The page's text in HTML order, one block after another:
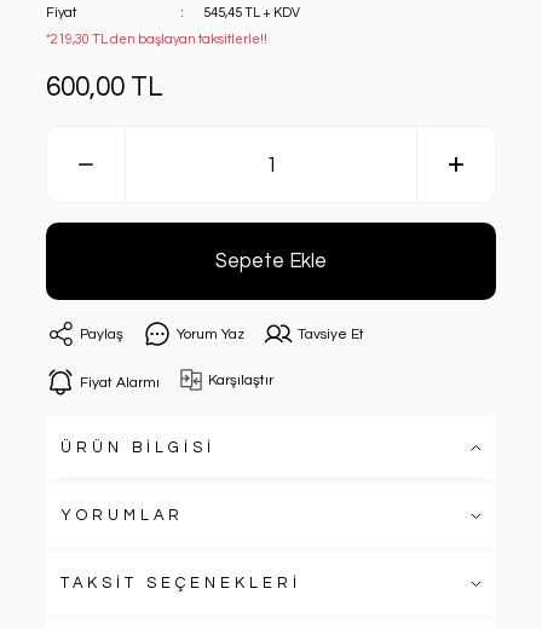
Fiyat
545,45 TL + KDV
*219,30 TL den başlayan taksitlerle!!
600,00 TL
Sepete Ekle
Paylaş Yorum Yaz Tavsiye Et
Fiyat Alarmı Karşılaştır
ÜRÜN BİLGİSİ
YORUMLAR
TAKSİT SEÇENEKLERİ